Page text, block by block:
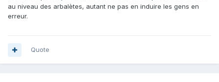
au niveau des arbalètes, autant ne pas en induire les gens en
erreur.
Quote